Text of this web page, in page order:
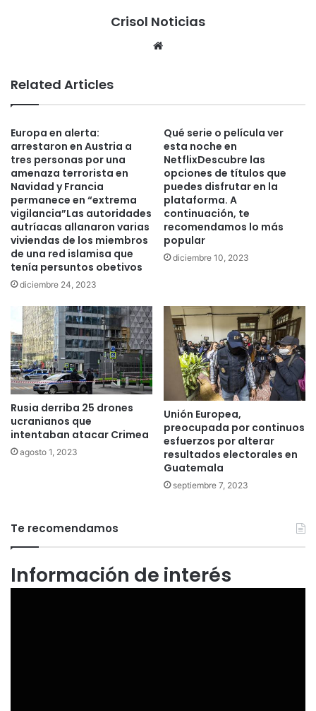
Crisol Noticias
Related Articles
Europa en alerta:
arrestaron en Austria a
tres personas por una
amenaza terrorista en
Navidad y Francia
permanece en “extrema
vigilancia”Las autoridades
autríacas allanaron varias
viviendas de los miembros
de una red islamisa que
tenía persuntos obetivos
diciembre 24, 2023
Qué serie o película ver
esta noche en
NetflixDescubre las
opciones de títulos que
puedes disfrutar en la
plataforma. A
continuación, te
recomendamos lo más
popular
diciembre 10, 2023
Rusia derriba 25 drones
ucranianos que
intentaban atacar Crimea
agosto 1, 2023
Unión Europea,
preocupada por continuos
esfuerzos por alterar
resultados electorales en
Guatemala
septiembre 7, 2023
Te recomendamos
Información de interés